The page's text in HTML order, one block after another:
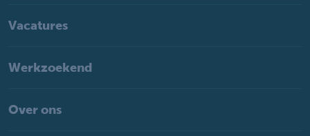
Vacatures
Werkzoekend
Over ons